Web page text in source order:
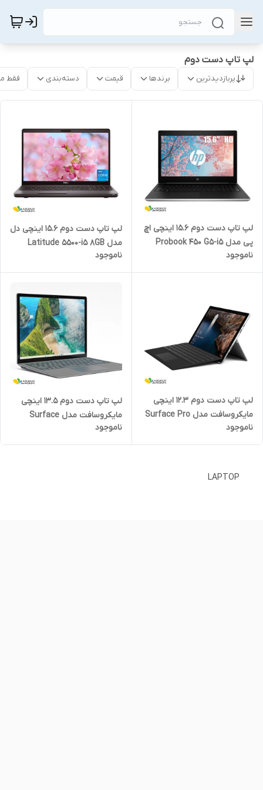
لپ‌ تاپ دست دوم
پربازدیدترین برندها قیمت دسته‌بندی فقط
لپ تاپ دست دوم 15.6 اینچی اچ
پی مدل Probook 450 G5-i5
8GB 256SSD MX930 2GB
ناموجود
لپ تاپ دست دوم 15.6 اینچی دل
مدل Latitude 5500-i5 8GB
256SSD Intel Touch
ناموجود
لپ تاپ دست دوم 12.3 اینچی
مایکروسافت مدل Surface Pro
5-i5 8GB 256SSD
ناموجود
لپ تاپ دست دوم 13.5 اینچی
مایکروسافت مدل Surface
Laptop 4-i5 8GB 256SSD Iris
Xe
ناموجود
LAPTOP